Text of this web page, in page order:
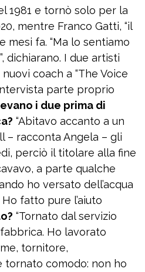
1981 e tornò solo per la
mentre Franco Gatti, “il
mesi fa. “Ma lo sentiamo
dichiarano. I due artisti
coach a “The Voice
parte proprio
i due prima di
“Abitavo accanto a un
– racconta Angela – gli
perciò il titolare alla fine
a parte qualche
ho versato dell’acqua
fatto pure l’aiuto
“Tornato dal servizio
Ho lavorato
tornitore,
tornato comodo: non ho